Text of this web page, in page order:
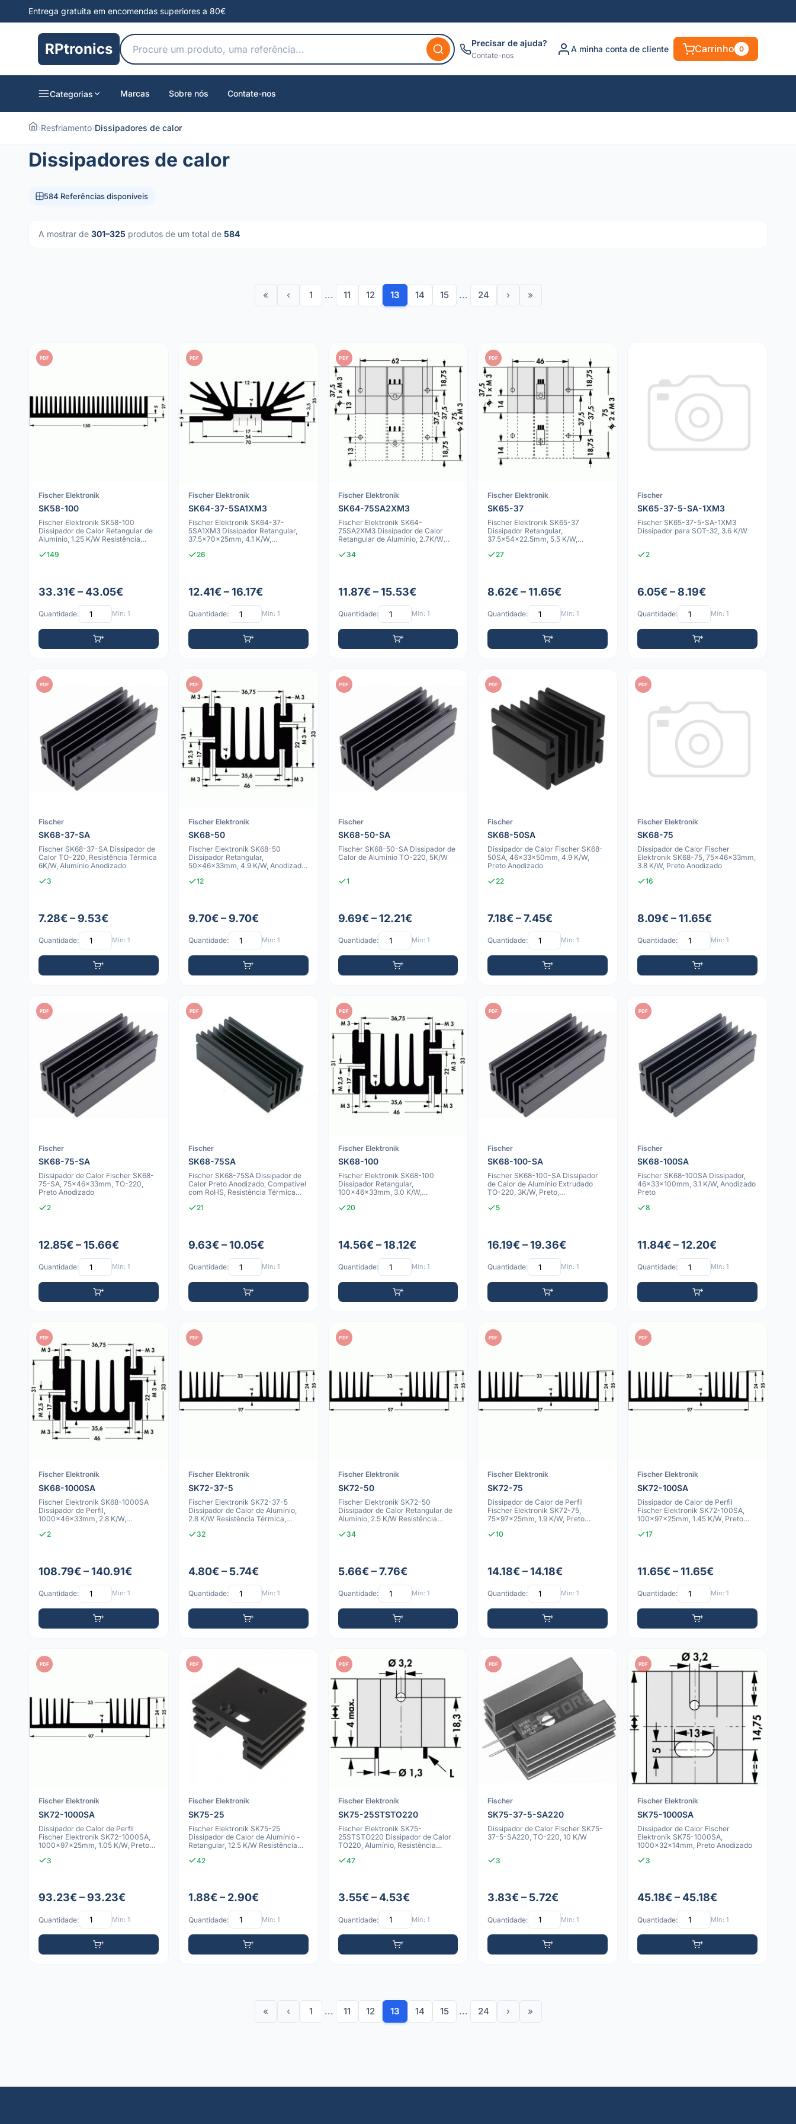
Entrega gratuita em encomendas superiores a 80€
RPtronics Precisar de ajuda?
Contate-nos
A minha conta de cliente Carrinho 0
Categorias Marcas Sobre nós Contate-nos
›Resfriamento›Dissipadores de calor
Dissipadores de calor
584 Referências disponíveis
A mostrar de 301–325 produtos de um total de 584
« ‹ 1 ... 11 12 13 14 15 ... 24 › »
PDF
Fischer Elektronik
SK58-100
Fischer Elektronik SK58-100
Dissipador de Calor Retangular de
Alumínio, 1.25 K/W Resistência
149
33.31€ – 43.05€
Quantidade: Mín: 1
PDF
Fischer Elektronik
SK64-37-5SA1XM3
Fischer Elektronik SK64-37-
5SA1XM3 Dissipador Retangular,
37.5x70x25mm, 4.1 K/W,
26
12.41€ – 16.17€
Quantidade: Mín: 1
PDF
Fischer Elektronik
SK64-75SA2XM3
Fischer Elektronik SK64-
75SA2XM3 Dissipador de Calor
Retangular de Alumínio, 2.7K/W
34
11.87€ – 15.53€
Quantidade: Mín: 1
PDF
Fischer Elektronik
SK65-37
Fischer Elektronik SK65-37
Dissipador Retangular,
37.5x54x22.5mm, 5.5 K/W,
27
8.62€ – 11.65€
Quantidade: Mín: 1
Fischer
SK65-37-5-SA-1XM3
Fischer SK65-37-5-SA-1XM3
Dissipador para SOT-32, 3.6 K/W
2
6.05€ – 8.19€
Quantidade: Mín: 1
PDF
Fischer
SK68-37-SA
Fischer SK68-37-SA Dissipador de
Calor TO-220, Resistência Térmica
6K/W, Alumínio Anodizado
3
7.28€ – 9.53€
Quantidade: Mín: 1
PDF
Fischer Elektronik
SK68-50
Fischer Elektronik SK68-50
Dissipador Retangular,
50x46x33mm, 4.9 K/W, Anodizado
12
9.70€ – 9.70€
Quantidade: Mín: 1
PDF
Fischer
SK68-50-SA
Fischer SK68-50-SA Dissipador de
Calor de Alumínio TO-220, 5K/W
1
9.69€ – 12.21€
Quantidade: Mín: 1
PDF
Fischer
SK68-50SA
Dissipador de Calor Fischer SK68-
50SA, 46x33x50mm, 4.9 K/W,
Preto Anodizado
22
7.18€ – 7.45€
Quantidade: Mín: 1
PDF
Fischer Elektronik
SK68-75
Dissipador de Calor Fischer
Elektronik SK68-75, 75x46x33mm,
3.8 K/W, Preto Anodizado
16
8.09€ – 11.65€
Quantidade: Mín: 1
PDF
Fischer
SK68-75-SA
Dissipador de Calor Fischer SK68-
75-SA, 75x46x33mm, TO-220,
Preto Anodizado
2
12.85€ – 15.66€
Quantidade: Mín: 1
PDF
Fischer
SK68-75SA
Fischer SK68-75SA Dissipador de
Calor Preto Anodizado, Compatível
com RoHS, Resistência Térmica
21
9.63€ – 10.05€
Quantidade: Mín: 1
PDF
Fischer Elektronik
SK68-100
Fischer Elektronik SK68-100
Dissipador Retangular,
100x46x33mm, 3.0 K/W,
20
14.56€ – 18.12€
Quantidade: Mín: 1
PDF
Fischer
SK68-100-SA
Fischer SK68-100-SA Dissipador
de Calor de Alumínio Extrudado
TO-220, 3K/W, Preto,
5
16.19€ – 19.36€
Quantidade: Mín: 1
PDF
Fischer
SK68-100SA
Fischer SK68-100SA Dissipador,
46x33x100mm, 3.1 K/W, Anodizado
Preto
8
11.84€ – 12.20€
Quantidade: Mín: 1
PDF
Fischer Elektronik
SK68-1000SA
Fischer Elektronik SK68-1000SA
Dissipador de Perfil,
1000x46x33mm, 2.8 K/W,
2
108.79€ – 140.91€
Quantidade: Mín: 1
PDF
Fischer Elektronik
SK72-37-5
Fischer Elektronik SK72-37-5
Dissipador de Calor de Alumínio,
2.8 K/W Resistência Térmica,
32
4.80€ – 5.74€
Quantidade: Mín: 1
PDF
Fischer Elektronik
SK72-50
Fischer Elektronik SK72-50
Dissipador de Calor Retangular de
Alumínio, 2.5 K/W Resistência
34
5.66€ – 7.76€
Quantidade: Mín: 1
PDF
Fischer Elektronik
SK72-75
Dissipador de Calor de Perfil
Fischer Elektronik SK72-75,
75x97x25mm, 1.9 K/W, Preto
10
14.18€ – 14.18€
Quantidade: Mín: 1
PDF
Fischer Elektronik
SK72-100SA
Dissipador de Calor de Perfil
Fischer Elektronik SK72-100SA,
100x97x25mm, 1.45 K/W, Preto
17
11.65€ – 11.65€
Quantidade: Mín: 1
PDF
Fischer Elektronik
SK72-1000SA
Dissipador de Calor de Perfil
Fischer Elektronik SK72-1000SA,
1000x97x25mm, 1.05 K/W, Preto
3
93.23€ – 93.23€
Quantidade: Mín: 1
PDF
Fischer Elektronik
SK75-25
Fischer Elektronik SK75-25
Dissipador de Calor de Alumínio -
Retangular, 12.5 K/W Resistência
42
1.88€ – 2.90€
Quantidade: Mín: 1
PDF
Fischer Elektronik
SK75-25STSTO220
Fischer Elektronik SK75-
25STSTO220 Dissipador de Calor
TO220, Alumínio, Resistência
47
3.55€ – 4.53€
Quantidade: Mín: 1
PDF
Fischer
SK75-37-5-SA220
Dissipador de Calor Fischer SK75-
37-5-SA220, TO-220, 10 K/W
3
3.83€ – 5.72€
Quantidade: Mín: 1
PDF
Fischer Elektronik
SK75-1000SA
Dissipador de Calor Fischer
Elektronik SK75-1000SA,
1000x32x14mm, Preto Anodizado
3
45.18€ – 45.18€
Quantidade: Mín: 1
« ‹ 1 ... 11 12 13 14 15 ... 24 › »